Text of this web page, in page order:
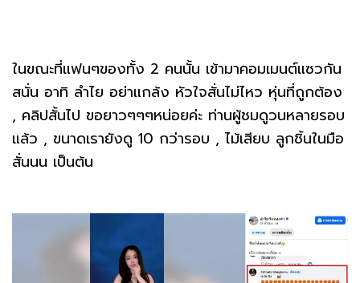
ในขณะที่แฟนๆของทั้ง 2 คนนั้น เข้ามาคอมเมนต์แซวกัน
สนั่น อาทิ ลำไย อย่าแกล้ง หัวใจสั่นไม่ไหว หุ่นที่ถูกต้อง
, คลิปสั้นไป ขอยาวๆๆๆหน่อยค่ะ ท่านผู้ชมดูวนหลายรอบ
แล้ว , ขนาดเรายังดู 10 กว่ารอบ , ไม้เสียบ ลูกชิ้นในมือ
สั่นนน เป็นต้น